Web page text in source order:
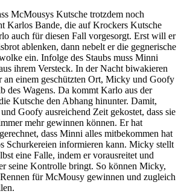
McMousys Kutsche trotzdem noch
Karlos Bande, die auf Krockers Kutsche
auch für diesen Fall vorgesorgt. Erst will er
ablenken, dann nebelt er die gegnerische
ein. Infolge des Staubs muss Minni
ihrem Versteck. In der Nacht biwakieren
an einem geschützten Ort, Micky und Goofy
des Wagens. Da kommt Karlo aus der
Kutsche den Abhang hinunter. Damit,
Goofy ausreichend Zeit gekostet, dass sie
mehr gewinnen können. Er hat
dass Minni alles mitbekommen hat
Schurkereien informieren kann. Micky stellt
eine Falle, indem er vorausreitet und
seine Kontrolle bringt. So können Micky,
für McMousy gewinnen und zugleich